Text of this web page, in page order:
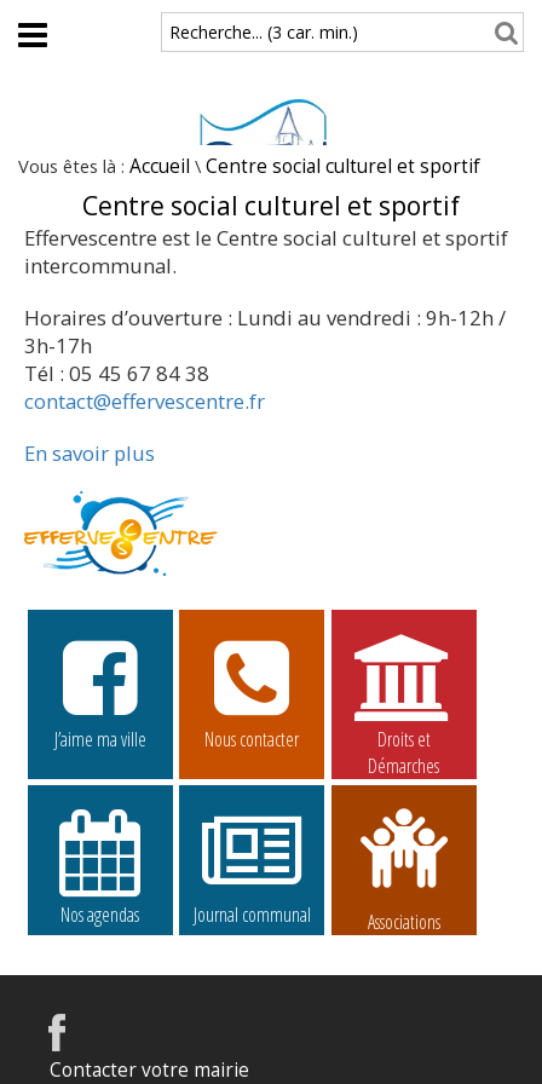
Aller au contenu principal
Recherche... (3 car. min.)
Vous êtes là : Accueil \ Centre social culturel et sportif
Centre social culturel et sportif
Effervescentre est le Centre social culturel et sportif
intercommunal.
Horaires d’ouverture : Lundi au vendredi : 9h-12h /
3h-17h
Tél : 05 45 67 84 38
contact@effervescentre.fr
En savoir plus
J’aime ma ville Nous contacter
Droits et
Démarches
Nos agendas Journal communal Associations
Contacter votre mairie